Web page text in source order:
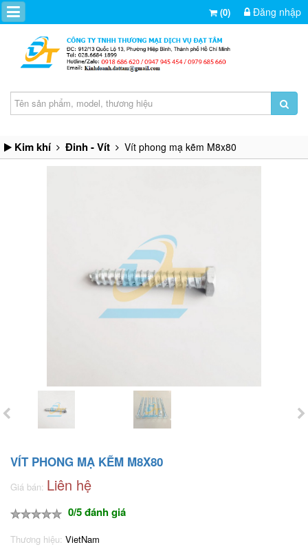
(0) Đăng nhập
Kim khí Đinh - Vít Vít phong mạ kẽm M8x80
VÍT PHONG MẠ KẼM M8X80
Giá bán: Liên hệ
0/5 đánh giá
Thương hiệu: VietNam